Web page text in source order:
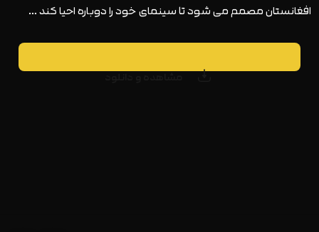
افغانستان مصمم می شود تا سینمای خود را دوباره احیا کند …
مشاهده و دانلود